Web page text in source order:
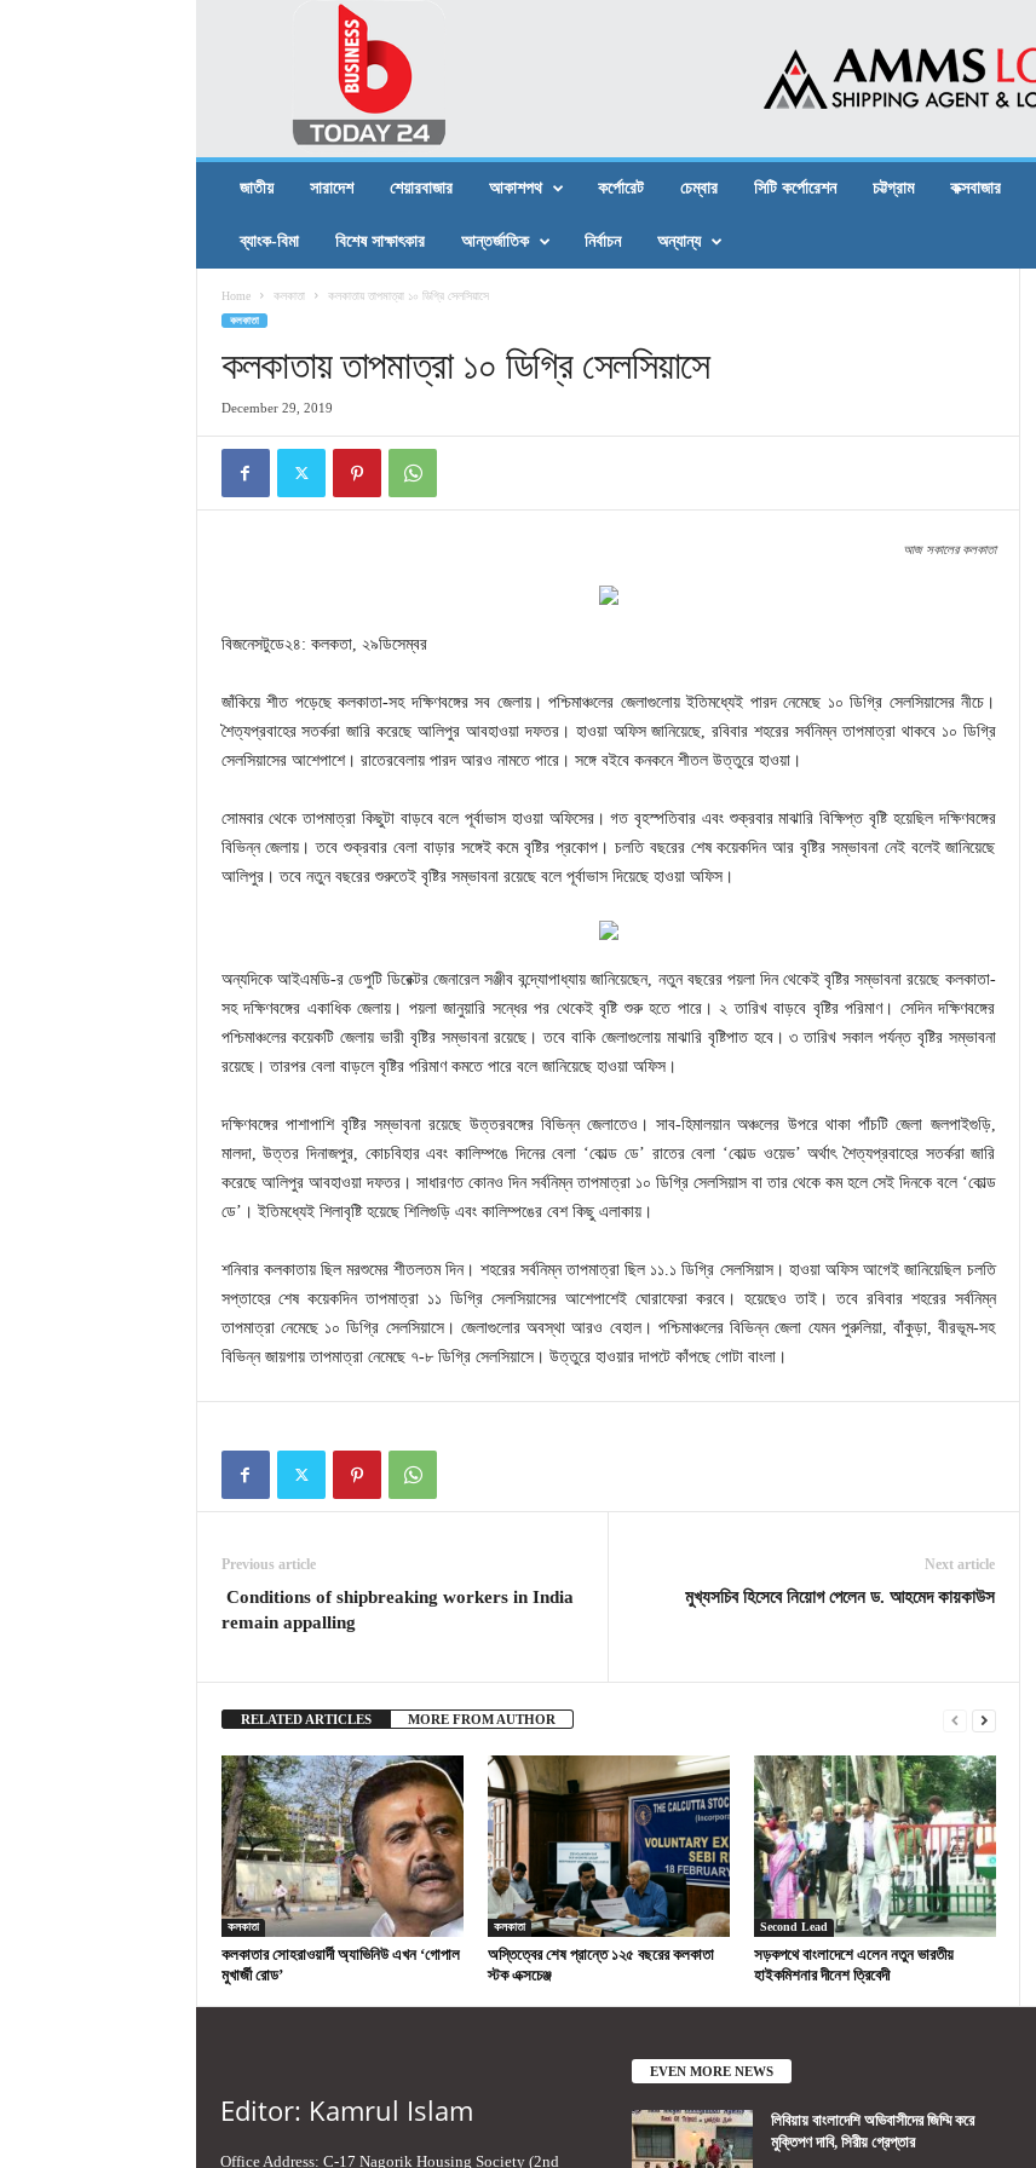
জাতীয় সারাদেশ শেয়ারবাজার আকাশপথ কর্পোরেট চেম্বার সিটি কর্পোরেশন চট্টগ্রাম কক্সবাজার
ব্যাংক-বিমা বিশেষ সাক্ষাৎকার আন্তর্জাতিক নির্বাচন অন্যান্য
Home কলকাতা কলকাতায় তাপমাত্রা ১০ ডিগ্রি সেলসিয়াসে
কলকাতা
কলকাতায় তাপমাত্রা ১০ ডিগ্রি সেলসিয়াসে
December 29, 2019
আজ সকালের কলকাতা
বিজনেসটুডে২৪: কলকতা, ২৯ডিসেম্বর
জাঁকিয়ে শীত পড়েছে কলকাতা-সহ দক্ষিণবঙ্গের সব জেলায়। পশ্চিমাঞ্চলের জেলাগুলোয় ইতিমধ্যেই পারদ নেমেছে ১০ ডিগ্রি সেলসিয়াসের নীচে।
শৈত্যপ্রবাহের সতর্করা জারি করেছে আলিপুর আবহাওয়া দফতর। হাওয়া অফিস জানিয়েছে, রবিবার শহরের সর্বনিম্ন তাপমাত্রা থাকবে ১০ ডিগ্রি
সেলসিয়াসের আশেপাশে। রাতেরবেলায় পারদ আরও নামতে পারে। সঙ্গে বইবে কনকনে শীতল উত্তুরে হাওয়া।
সোমবার থেকে তাপমাত্রা কিছুটা বাড়বে বলে পূর্বাভাস হাওয়া অফিসের। গত বৃহস্পতিবার এবং শুক্রবার মাঝারি বিক্ষিপ্ত বৃষ্টি হয়েছিল দক্ষিণবঙ্গের
বিভিন্ন জেলায়। তবে শুক্রবার বেলা বাড়ার সঙ্গেই কমে বৃষ্টির প্রকোপ। চলতি বছরের শেষ কয়েকদিন আর বৃষ্টির সম্ভাবনা নেই বলেই জানিয়েছে
আলিপুর। তবে নতুন বছরের শুরুতেই বৃষ্টির সম্ভাবনা রয়েছে বলে পূর্বাভাস দিয়েছে হাওয়া অফিস।
অন্যদিকে আইএমডি-র ডেপুটি ডিরেক্টর জেনারেল সঞ্জীব বন্দ্যোপাধ্যায় জানিয়েছেন, নতুন বছরের পয়লা দিন থেকেই বৃষ্টির সম্ভাবনা রয়েছে কলকাতা-
সহ দক্ষিণবঙ্গের একাধিক জেলায়। পয়লা জানুয়ারি সন্ধের পর থেকেই বৃষ্টি শুরু হতে পারে। ২ তারিখ বাড়বে বৃষ্টির পরিমাণ। সেদিন দক্ষিণবঙ্গের
পশ্চিমাঞ্চলের কয়েকটি জেলায় ভারী বৃষ্টির সম্ভাবনা রয়েছে। তবে বাকি জেলাগুলোয় মাঝারি বৃষ্টিপাত হবে। ৩ তারিখ সকাল পর্যন্ত বৃষ্টির সম্ভাবনা
রয়েছে। তারপর বেলা বাড়লে বৃষ্টির পরিমাণ কমতে পারে বলে জানিয়েছে হাওয়া অফিস।
দক্ষিণবঙ্গের পাশাপাশি বৃষ্টির সম্ভাবনা রয়েছে উত্তরবঙ্গের বিভিন্ন জেলাতেও। সাব-হিমালয়ান অঞ্চলের উপরে থাকা পাঁচটি জেলা জলপাইগুড়ি,
মালদা, উত্তর দিনাজপুর, কোচবিহার এবং কালিম্পঙে দিনের বেলা ‘কোল্ড ডে’ রাতের বেলা ‘কোল্ড ওয়েভ’ অর্থাৎ শৈত্যপ্রবাহের সতর্করা জারি
করেছে আলিপুর আবহাওয়া দফতর। সাধারণত কোনও দিন সর্বনিম্ন তাপমাত্রা ১০ ডিগ্রি সেলসিয়াস বা তার থেকে কম হলে সেই দিনকে বলে ‘কোল্ড
ডে’। ইতিমধ্যেই শিলাবৃষ্টি হয়েছে শিলিগুড়ি এবং কালিম্পঙের বেশ কিছু এলাকায়।
শনিবার কলকাতায় ছিল মরশুমের শীতলতম দিন। শহরের সর্বনিম্ন তাপমাত্রা ছিল ১১.১ ডিগ্রি সেলসিয়াস। হাওয়া অফিস আগেই জানিয়েছিল চলতি
সপ্তাহের শেষ কয়েকদিন তাপমাত্রা ১১ ডিগ্রি সেলসিয়াসের আশেপাশেই ঘোরাফেরা করবে। হয়েছেও তাই। তবে রবিবার শহরের সর্বনিম্ন
তাপমাত্রা নেমেছে ১০ ডিগ্রি সেলসিয়াসে। জেলাগুলোর অবস্থা আরও বেহাল। পশ্চিমাঞ্চলের বিভিন্ন জেলা যেমন পুরুলিয়া, বাঁকুড়া, বীরভূম-সহ
বিভিন্ন জায়গায় তাপমাত্রা নেমেছে ৭-৮ ডিগ্রি সেলসিয়াসে। উত্তুরে হাওয়ার দাপটে কাঁপছে গোটা বাংলা।
Previous article
Conditions of shipbreaking workers in India
remain appalling
Next article
মুখ্যসচিব হিসেবে নিয়োগ পেলেন ড. আহমেদ কায়কাউস
RELATED ARTICLES MORE FROM AUTHOR
কলকাতা
কলকাতার সোহরাওয়ার্দী অ্যাভিনিউ এখন ‘গোপাল
মুখার্জী রোড’
কলকাতা
অস্তিত্বের শেষ প্রান্তে ১২৫ বছরের কলকাতা
স্টক এক্সচেঞ্জ
Second Lead
সড়কপথে বাংলাদেশে এলেন নতুন ভারতীয়
হাইকমিশনার দীনেশ ত্রিবেদী
Editor: Kamrul Islam
Office Address: C-17 Nagorik Housing Society (2nd
EVEN MORE NEWS
লিবিয়ায় বাংলাদেশি অভিবাসীদের জিম্মি করে
মুক্তিপণ দাবি, সিরীয় গ্রেপ্তার